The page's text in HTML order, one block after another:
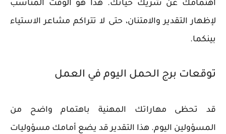
اهتمامك عن شريك حياتك. هذا هو الوقت المناسب
لإظهار التقدير والامتنان، حتى لا تتراكم مشاعر الاستياء
بينكما.
توقعات برج الحمل اليوم في العمل
قد تحظى مهاراتك المهنية باهتمام واضح من
المسؤولين اليوم. هذا التقدير قد يضع أمامك مسؤوليات